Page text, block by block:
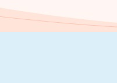
文